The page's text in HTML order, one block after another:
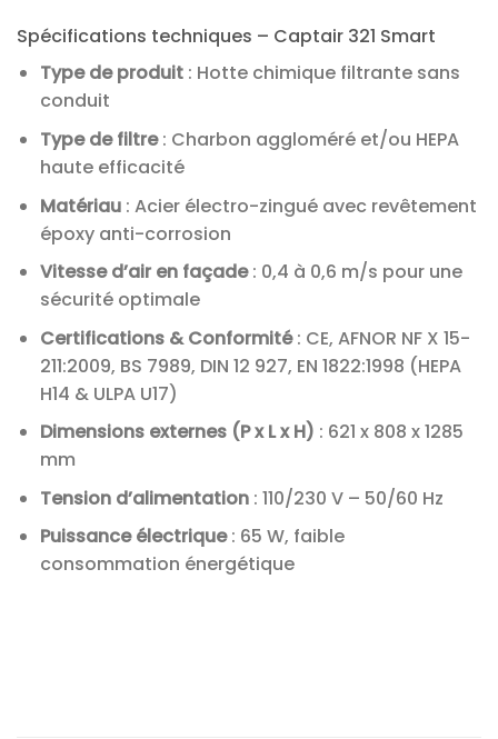
Spécifications techniques – Captair 321 Smart
Type de produit: Hotte chimique filtrante sans
conduit
Type de filtre: Charbon aggloméré et/ou HEPA
haute efficacité
Matériau: Acier électro-zingué avec revêtement
époxy anti-corrosion
Vitesse d’air en façade: 0,4 à 0,6 m/s pour une
sécurité optimale
Certifications & Conformité: CE, AFNOR NF X 15-
211:2009, BS 7989, DIN 12 927, EN 1822:1998 (HEPA
H14 & ULPA U17)
Dimensions externes (P x L x H) : 621 x 808 x 1285
mm
Tension d’alimentation: 110/230 V – 50/60 Hz
Puissance électrique: 65 W, faible
consommation énergétique